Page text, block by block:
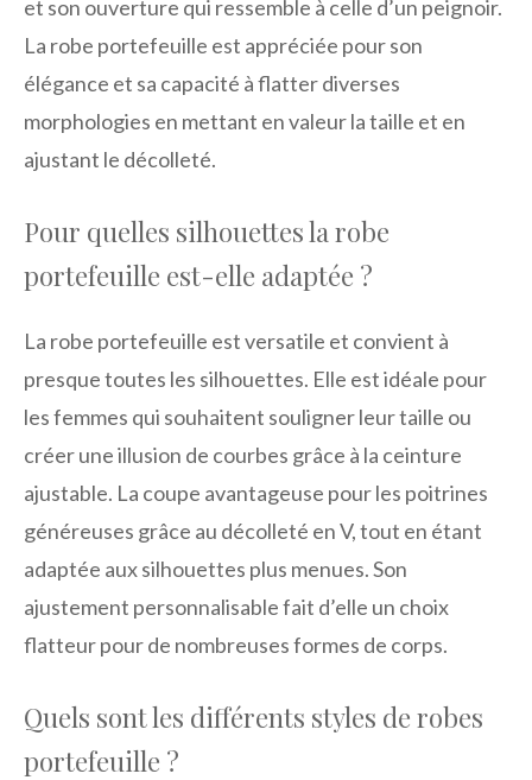
et son ouverture qui ressemble à celle d’un peignoir.
La robe portefeuille est appréciée pour son
élégance et sa capacité à flatter diverses
morphologies en mettant en valeur la taille et en
ajustant le décolleté.
Pour quelles silhouettes la robe
portefeuille est-elle adaptée ?
La robe portefeuille est versatile et convient à
presque toutes les silhouettes. Elle est idéale pour
les femmes qui souhaitent souligner leur taille ou
créer une illusion de courbes grâce à la ceinture
ajustable. La coupe avantageuse pour les poitrines
généreuses grâce au décolleté en V, tout en étant
adaptée aux silhouettes plus menues. Son
ajustement personnalisable fait d’elle un choix
flatteur pour de nombreuses formes de corps.
Quels sont les différents styles de robes
portefeuille ?